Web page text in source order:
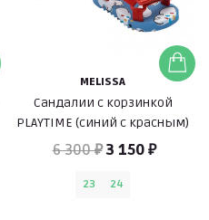
MELISSA
Сандалии с корзинкой
PLAYTIME (синий с красным)
6 300 ₽3 150 ₽
23 24